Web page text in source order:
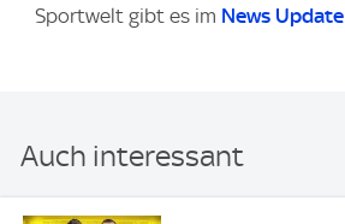
Sportwelt gibt es im News Update
Auch interessant